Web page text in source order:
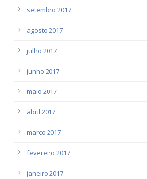
setembro 2017
agosto 2017
julho 2017
junho 2017
maio 2017
abril 2017
março 2017
fevereiro 2017
janeiro 2017